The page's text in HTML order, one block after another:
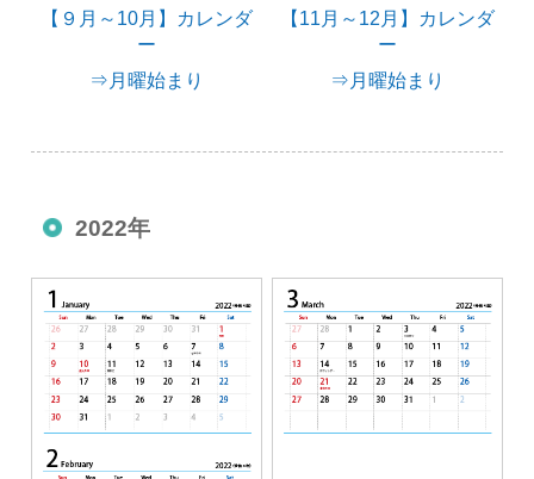
【９月～10月】カレンダ
ー
⇒月曜始まり
【11月～12月】カレンダ
ー
⇒月曜始まり
2022年